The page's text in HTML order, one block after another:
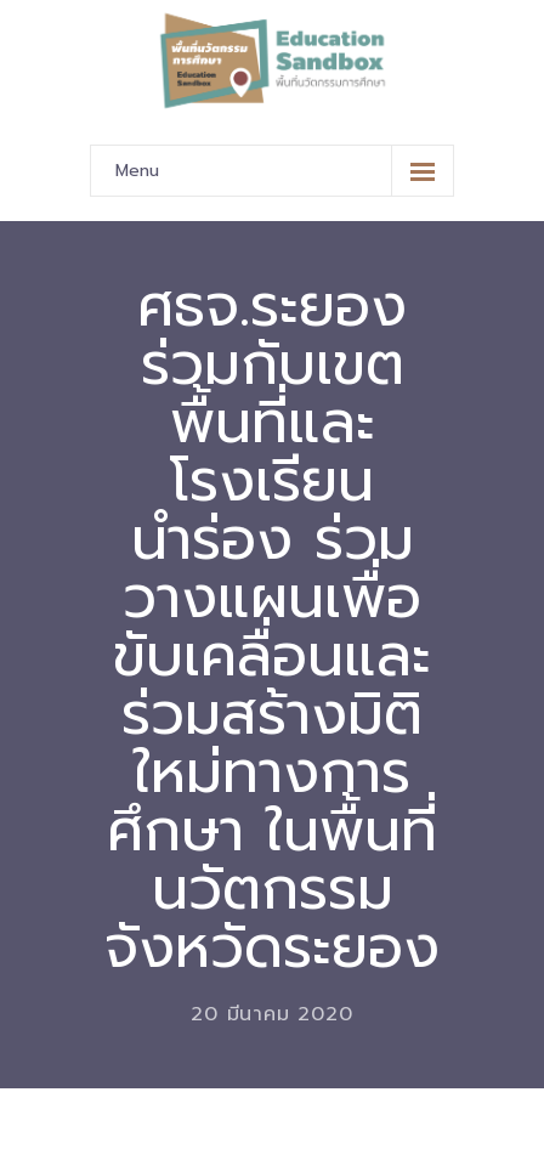
Menu
หน้าหลัก
-- มาตรฐานข้อมูลและมาตรฐานการแลกเปลี่ยนข้อมูล
-- สถานศึกษานำร่อง
-- EdusandboxGM
-- วีดิทัศน์นำเสนอสถานศึกษานำร่อง
-- ปฏิทินการขับเคลื่อนพื้นที่นวัตกรรมการศึกษา
Download
-- หนังสือและเอกสาร
-- กฎหมาย
---- เจตนารมณ์ของ พ.ร.บ.
---- พ.ร.บ. และอนุบัญญัติ
---- พ.ร.ฎ. ขยายเวลาใช้บังคับ พ.ร.บ.พื้นที่นวัตกรรมการ
ศึกษา พ.ศ. 252 พ.ศ. 2569
---- รายงานการประเมินผลสัมฤทธิ์ พ.ร.บ.พื้นที่นวัตกรรม
การศึกษา พ.ศ. 2562
ศธจ.ระยอง
ร่วมกับเขต
พื้นที่และ
โรงเรียน
นำร่อง ร่วม
วางแผนเพื่อ
ขับเคลื่อนและ
ร่วมสร้างมิติ
ใหม่ทางการ
ศึกษา ในพื้นที่
นวัตกรรม
จังหวัดระยอง
20 มีนาคม 2020